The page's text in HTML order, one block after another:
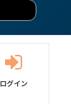
ログイン